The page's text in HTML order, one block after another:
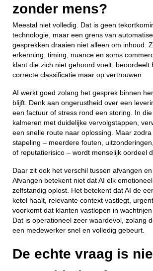
zonder mens?
Meestal niet volledig. Dat is geen
technologie, maar een grens van
gesprekken draaien niet alleen om inhoud.
erkenning, timing, nuance en soms
klant die zich niet gehoord voelt, beoordeelt
correcte classificatie maar op vertrouwen.
AI werkt goed zolang het gesprek binnen
blijft. Denk aan ongerustheid over een
een factuur of stress rond een storing. In
kalmeren met duidelijke vervolgstappen,
een snelle route naar oplossing. Maar
stapeling – meerdere fouten,
of reputatierisico – wordt menselijk oordeel
Daar zit ook het verschil tussen afvangen en
Afvangen betekent niet dat AI elk
zelfstandig oplost. Het betekent dat AI de
ketel haalt, relevante context vastlegt,
voorkomt dat klanten vastlopen in wachtrijen
Dat is operationeel zeer waardevol, zolang
een medewerker snel en volledig gebeurt.
De echte vraag is